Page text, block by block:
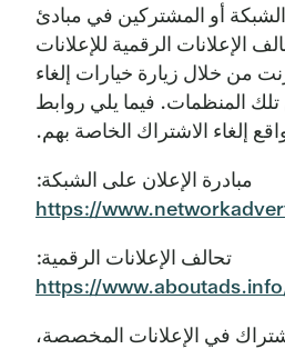
أو المشتركين في مبادئ
الإعلانات الرقمية للإعلانات
من خلال زيارة خيارات إلغاء
المنظمات. فيما يلي روابط
إلغاء الاشتراك الخاصة بهم.
مبادرة الإعلان على الشبكة:
https://
تحالف الإعلانات الرقمية:
https://
في الإعلانات المخصصة،